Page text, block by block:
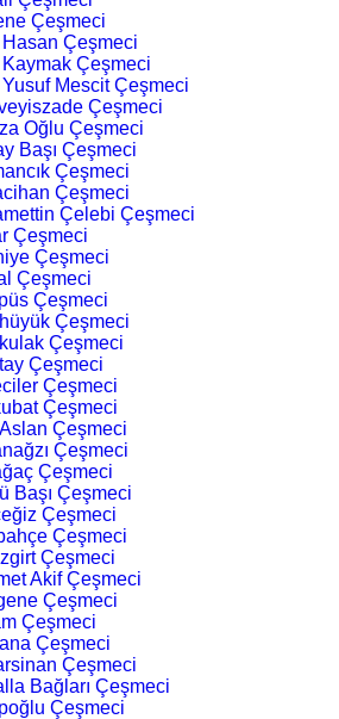
Çeşmeci
Hasan Çeşmeci
Kaymak Çeşmeci
Yusuf Mescit Çeşmeci
Çeşmeci
Oğlu Çeşmeci
Başı Çeşmeci
Çeşmeci
Çeşmeci
Çelebi Çeşmeci
Çeşmeci
Çeşmeci
Çeşmeci
Çeşmeci
Çeşmeci
Çeşmeci
Çeşmeci
Çeşmeci
Çeşmeci
Aslan Çeşmeci
Çeşmeci
Çeşmeci
Başı Çeşmeci
Çeşmeci
Çeşmeci
Çeşmeci
Akif Çeşmeci
Çeşmeci
Çeşmeci
Çeşmeci
Çeşmeci
Bağları Çeşmeci
Çeşmeci